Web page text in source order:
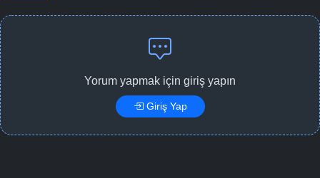
Yorum yapmak için giriş yapın
Giriş Yap